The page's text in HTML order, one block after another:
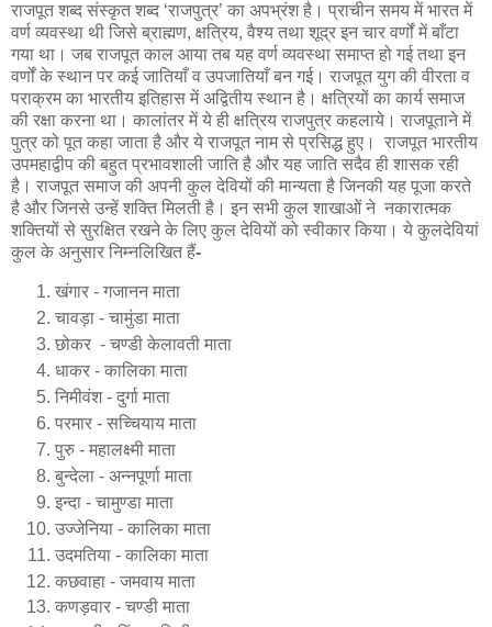
राजपूत शब्द संस्कृत शब्द ‘राजपुत्र’ का अपभ्रंश है। प्राचीन समय में भारत में
वर्ण व्यवस्था थी जिसे ब्राह्मण, क्षत्रिय, वैश्य तथा शूद्र इन चार वर्णों में बाँटा
गया था। जब राजपूत काल आया तब यह वर्ण व्यवस्था समाप्त हो गई तथा इन
वर्णों के स्थान पर कई जातियाँ व उपजातियाँ बन गई। राजपूत युग की वीरता व
पराक्रम का भारतीय इतिहास में अद्वितीय स्थान है। क्षत्रियों का कार्य समाज
की रक्षा करना था। कालांतर में ये ही क्षत्रिय राजपुत्र कहलाये। राजपूताने में
पुत्र को पूत कहा जाता है और ये राजपूत नाम से प्रसिद्ध हुए। राजपूत भारतीय
उपमहाद्वीप की बहुत प्रभावशाली जाति है और यह जाति सदैव ही शासक रही
है। राजपूत समाज की अपनी कुल देवियों की मान्यता है जिनकी यह पूजा करते
है और जिनसे उन्हें शक्ति मिलती है। इन सभी कुल शाखाओं ने नकारात्मक
शक्तियों से सुरक्षित रखने के लिए कुल देवियों को स्वीकार किया। ये कुलदेवियां
कुल के अनुसार निम्नलिखित हैं-
खंगार - गजानन माता
चावड़ा - चामुंडा माता
छोकर - चण्डी केलावती माता
धाकर - कालिका माता
निमीवंश - दुर्गा माता
परमार - सच्चियाय माता
पुरु - महालक्ष्मी माता
बुन्देला - अन्नपूर्णा माता
इन्दा - चामुण्डा माता
उज्जेनिया - कालिका माता
उदमतिया - कालिका माता
कछवाहा - जमवाय माता
कणड़वार - चण्डी माता